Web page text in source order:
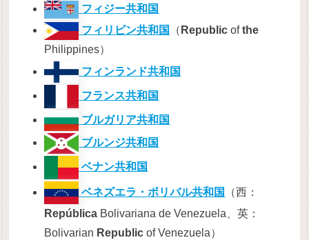
フィジー共和国
フィリピン共和国
（ Republic ofthe
Philippines）
フィンランド共和国
フランス共和国
ブルガリア共和国
ブルンジ共和国
ベナン共和国
ベネズエラ・ボリバル共和国
（西：
República Bolivariana de Venezuela、英：
Bolivarian Republicof Venezuela）